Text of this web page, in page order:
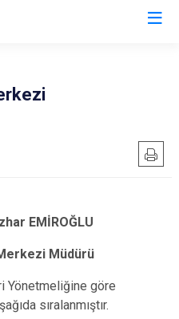
İpekyolu
Tuşba
EMİROĞLU
Müdürü
Yönetmeliğine göre
sıralanmıştır.